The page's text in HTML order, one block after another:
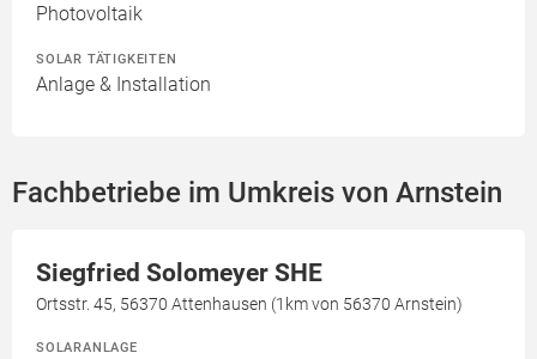
Photovoltaik
SOLAR TÄTIGKEITEN
Anlage & Installation
Fachbetriebe im Umkreis von Arnstein
Siegfried Solomeyer SHE
Ortsstr. 45, 56370 Attenhausen (1km von 56370 Arnstein)
SOLARANLAGE